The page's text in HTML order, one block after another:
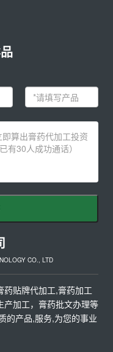
CO., LTD
贴牌代加工,膏药加工
产加工，膏药批文办理等
的产品,服务,为您的事业